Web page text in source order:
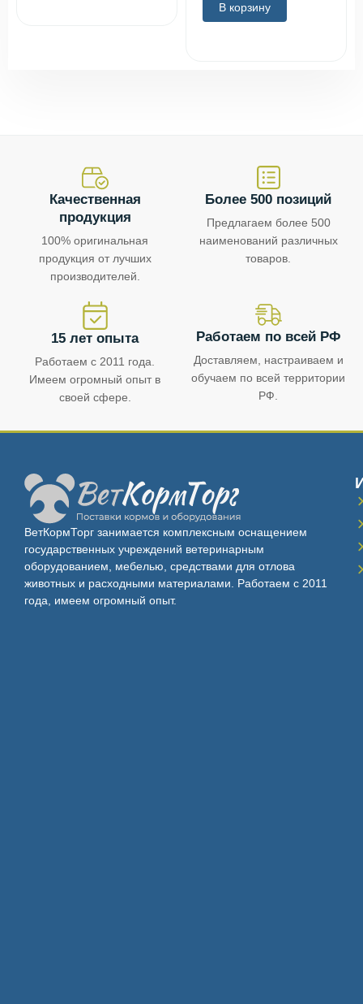
В корзину
Качественная
продукция
100% оригинальная
продукция от лучших
производителей.
Более 500 позиций
Предлагаем более 500
наименований различных
товаров.
15 лет опыта
Работаем с 2011 года.
Имеем огромный опыт в
своей сфере.
Работаем по всей РФ
Доставляем, настраиваем и
обучаем по всей территории
РФ.
ВетКормТорг занимается комплексным оснащением
государственных учреждений ветеринарным
оборудованием, мебелью, средствами для отлова
животных и расходными материалами. Работаем с 2011
года, имеем огромный опыт.